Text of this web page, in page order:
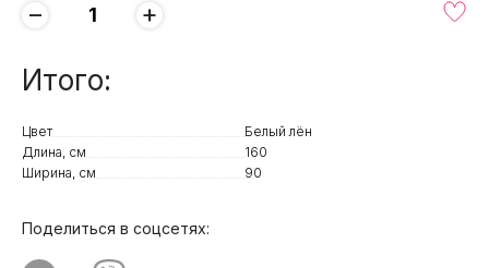
− +
Итого:
Цвет
Белый лён
Длина, см
160
Ширина, см
90
Поделиться в соцсетях: